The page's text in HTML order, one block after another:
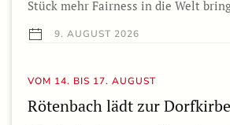
Stück mehr Fairness in die Welt
9. AUGUST 2026
VOM 14. BIS 17. AUGUST
Rötenbach lädt zur Dorfkirbe